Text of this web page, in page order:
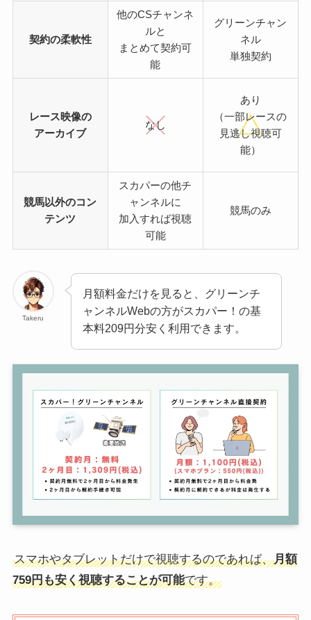
契約の柔軟性
他のCSチャンネ
ルと
まとめて契約可
能
グリーンチャン
ネル
単独契約
レース映像の
アーカイブ
なし
あり
（一部レースの
見逃し視聴可
能）
競馬以外のコン
テンツ
スカパーの他チ
ャンネルに
加入すれば視聴
可能
競馬のみ
Takeru
月額料金だけを見ると、グリーンチ
ャンネルWebの方がスカパー！の基
本料209円分安く利用できます。
スマホやタブレットだけで視聴するのであれば、月額
759円も安く視聴することが可能です。